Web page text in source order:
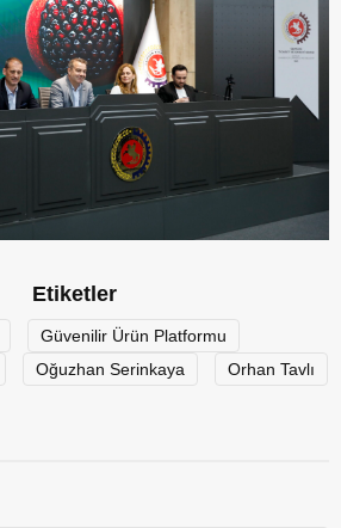
Etiketler
Güvenilir Ürün Platformu
Oğuzhan Serinkaya Orhan Tavlı